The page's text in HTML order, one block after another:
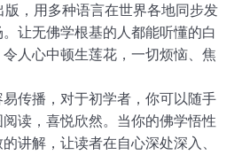
，用多种语言在世界各地同步发
让无佛学根基的人都能听懂的白
人心中顿生莲花，一切烦恼、焦
传播，对于初学者，你可以随手
读，喜悦欣然。当你的佛学悟性
讲解，让读者在自心深处深入、